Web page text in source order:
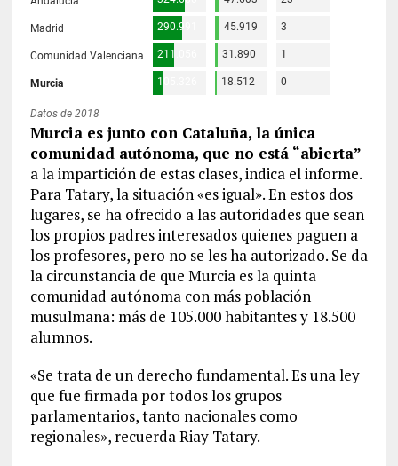
Murcia es junto con Cataluña, la única
comunidad autónoma, que no está “abierta”
a la impartición de estas clases, indica el informe.
Para Tatary, la situación «es igual». En estos dos
lugares, se ha ofrecido a las autoridades que sean
los propios padres interesados quienes paguen a
los profesores, pero no se les ha autorizado. Se da
la circunstancia de que Murcia es la quinta
comunidad autónoma con más población
musulmana: más de 105.000 habitantes y 18.500
alumnos.
«Se trata de un derecho fundamental. Es una ley
que fue firmada por todos los grupos
parlamentarios, tanto nacionales como
regionales», recuerda Riay Tatary.